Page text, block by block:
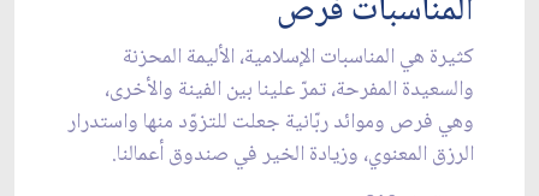
كثيرة هي المناسبات الإسلامية، الأليمة المحزنة
والسعيدة المفرحة، تمرّ علينا بين الفينة والأخرى،
وهي فرص وموائد ربّانية جعلت للتزوّد منها واستدرار
الرزق المعنوي، وزيادة الخير في صندوق أعمالنا.